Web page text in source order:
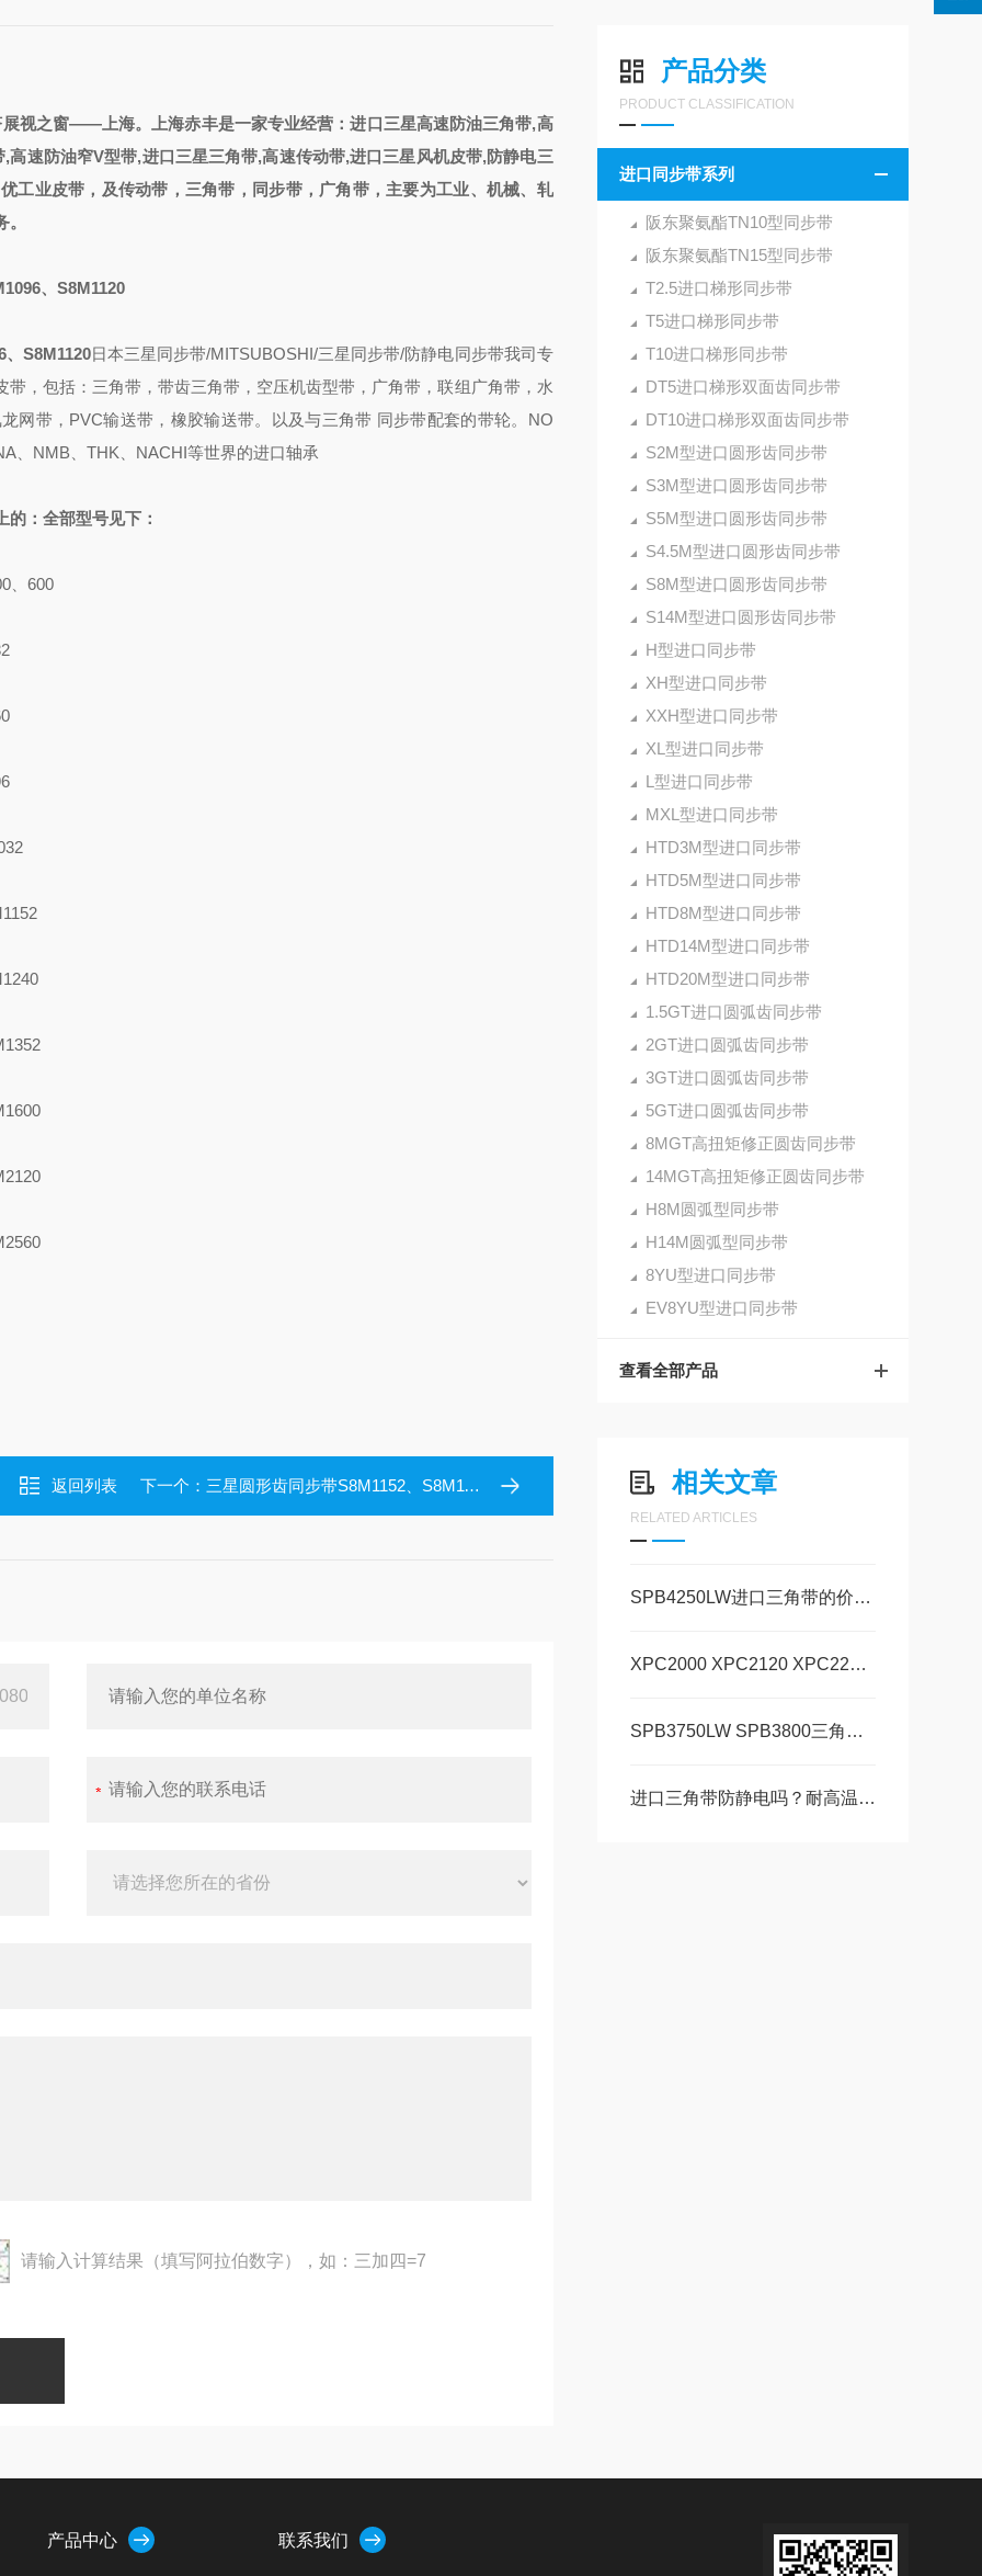
产品分类
PRODUCT CLASSIFICATION
进口同步带系列
阪东聚氨酯TN10型同步带
阪东聚氨酯TN15型同步带
T2.5进口梯形同步带
T5进口梯形同步带
T10进口梯形同步带
DT5进口梯形双面齿同步带
DT10进口梯形双面齿同步带
S2M型进口圆形齿同步带
S3M型进口圆形齿同步带
S5M型进口圆形齿同步带
S4.5M型进口圆形齿同步带
S8M型进口圆形齿同步带
S14M型进口圆形齿同步带
H型进口同步带
XH型进口同步带
XXH型进口同步带
XL型进口同步带
L型进口同步带
MXL型进口同步带
HTD3M型进口同步带
HTD5M型进口同步带
HTD8M型进口同步带
HTD14M型进口同步带
HTD20M型进口同步带
1.5GT进口圆弧齿同步带
2GT进口圆弧齿同步带
3GT进口圆弧齿同步带
5GT进口圆弧齿同步带
8MGT高扭矩修正圆齿同步带
14MGT高扭矩修正圆齿同步带
H8M圆弧型同步带
H14M圆弧型同步带
8YU型进口同步带
EV8YU型进口同步带
查看全部产品
相关文章
RELATED ARTICLES
SPB4250LW进口三角带的价格和检查真伪的方法
XPC2000 XPC2120 XPC2240三角带断裂问题
SPB3750LW SPB3800三角带教您冬季保养三角带
进口三角带防静电吗？耐高温吗？
视之窗——上海。 上海赤丰是一家专业经营 ：进口三星高速防油三角带,高
速防油窄V型带,进口三星三角带,高速传动带,进口三星风机皮带,防静电三
工业皮带， 及传动带，三角带，同步带， 广角带，主要为工业、机械、轧
。
、S8M1120
、S8M1120日本三星同步带/MITSUBOSHI/三星同步带/防静电同步带我司专
，包括：三角带，带齿三角带，空压机齿型带，广角带，联组广角带，水
网带，PVC输送带，橡胶输送带。以及与三角带 同步带配套的带轮。NO
、NMB、THK、NACHI等世界的进口轴承
：全部型号见下：
、600
返回列表 下一个： 三星圆形齿同步带S8M1152、S8M1160、S8M1184、S8M1128、S8M1136
请输入计算结果（填写阿拉伯数字），如：三加四=7
产品中心 联系我们